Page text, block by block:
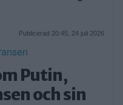
Publicerad 20:45, 24 juli 2026
Putin,
och sin